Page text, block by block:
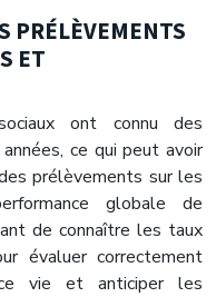
PRÉLÈVEMENTS
ET
ont connu des
ce qui peut avoir
prélèvements sur les
globale de
de connaître les taux
évaluer correctement
vie et anticiper les